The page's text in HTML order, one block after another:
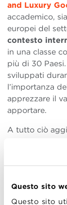
Questo sito
Questo sito
and Luxury
accademico,
europei del
contesto
in una classe
più di 30
sviluppati
l’importanza
apprezzare il
apportare.
A tutto ciò
settore, alcuni
grandi
eMido. Ho